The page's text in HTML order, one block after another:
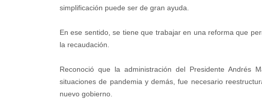
simplificación puede ser de gran ayuda.
En ese sentido, se tiene que trabajar en una reforma que
la recaudación.
Reconoció que la administración del Presidente Andrés
situaciones de pandemia y demás, fue necesario
nuevo gobierno.